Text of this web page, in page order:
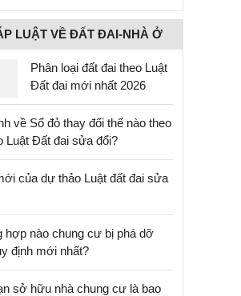
LUẬT VỀ ĐẤT ĐAI-NHÀ Ở
Phân loại đất đai theo Luật
Đất đai mới nhất 2026
về Sổ đỏ thay đổi thế nào theo
Luật Đất đai sửa đổi?
của dự thảo Luật đất đai sửa
hợp nào chung cư bị phá dỡ
định mới nhất?
sở hữu nhà chung cư là bao